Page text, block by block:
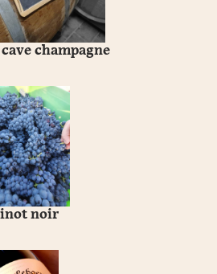
champagne
noir